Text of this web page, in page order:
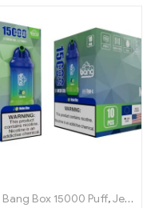
,
Bang Box 15000 Puff,Jednorázové e-cigarety Švédsko